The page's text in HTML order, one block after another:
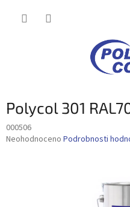
Polycol 301
000506
Průměrné
Neohodnoceno Podrobnosti